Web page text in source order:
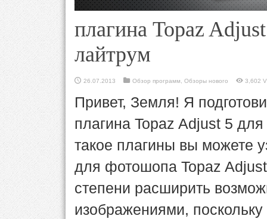
плагина Topaz
лайтрум
26.07.2013 Обзор программ, Обзоры нового 3,602
Привет, Земля! Я
плагина Topaz Adjust 5
такое плагины вы можете
для фотошопа Topaz Adjust
степени расширить
изображениями,